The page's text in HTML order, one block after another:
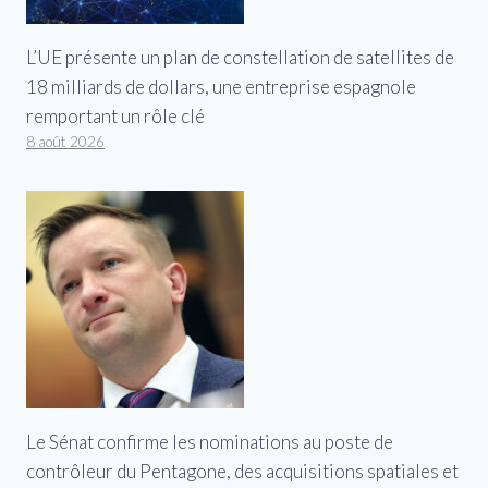
L’UE présente un plan de constellation de satellites de
18 milliards de dollars, une entreprise espagnole
remportant un rôle clé
8 août 2026
Le Sénat confirme les nominations au poste de
contrôleur du Pentagone, des acquisitions spatiales et